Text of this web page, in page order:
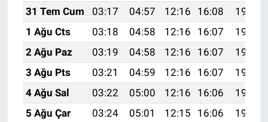
31 Tem Cum
03:17 04:57 12:16 16:08
19:25
1 Ağu Cts
03:18 04:58 12:16 16:07
19:24
2 Ağu Paz
03:19 04:58 12:16 16:07
19:23
3 Ağu Pts
03:21 04:59 12:16 16:07
19:22
4 Ağu Sal
03:22 05:00 12:16 16:06
19:21
5 Ağu Çar
03:24 05:01 12:15 16:06
19:20